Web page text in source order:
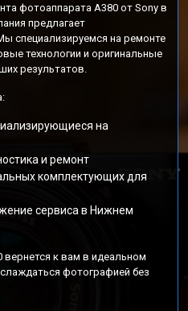
фотоаппарата A380 от Sony в
предлагает
специализируемся на ремонте
технологии и оригинальные
результатов.
на
и ремонт
комплектующих для
сервиса в Нижнем
к вам в идеальном
фотографией без